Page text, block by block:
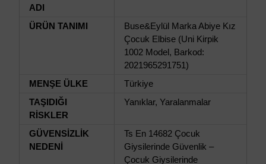
ADI
ÜRÜN TANIMI
Buse&Eylül Marka Abiye Kız
Çocuk Elbise (Uni Kirpik
1002 Model, Barkod:
2021965291751)
MENŞE ÜLKE
Türkiye
TAŞIDIĞI
RİSKLER
Yanıklar, Yaralanmalar
GÜVENSİZLİK
NEDENİ
Ts En 14682 Çocuk
Giysilerinde Güvenlik –
Çocuk Giysilerinde